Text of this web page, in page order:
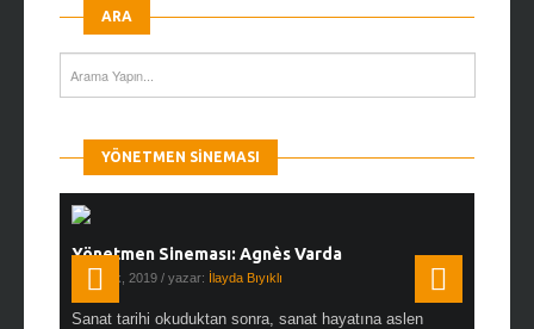
ARA
YÖNETMEN SINEMASI
Yönetmen Sineması: Agnès Varda
19 Ocak, 2019 / yazar: İlayda Bıyıklı
Sanat tarihi okuduktan sonra, sanat hayatına aslen